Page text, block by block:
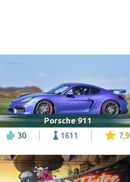
Porsche 911
30 1611 7,9